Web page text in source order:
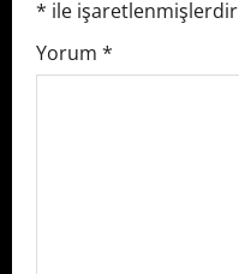
i
g
* ile işaretlenmişlerdir
Yorum *